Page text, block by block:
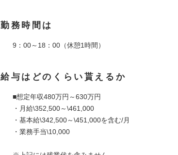
勤務時間は
9：00～18：00（休憩1時間）
給与はどのくらい貰えるか
■想定年収480万円～630万円
・月給\352,500～\461,000
・基本給\342,500～\451,000を含む/月
・業務手当\10,000